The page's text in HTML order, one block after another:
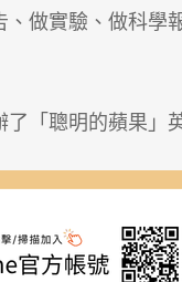
、做實驗、做科
「聰明的蘋果」